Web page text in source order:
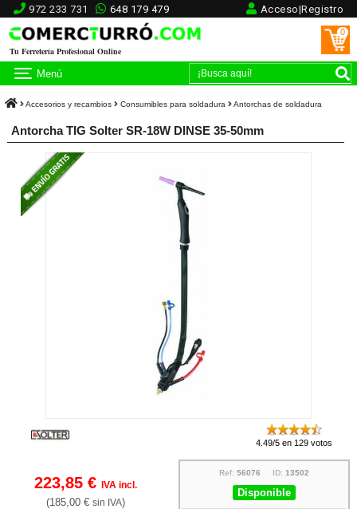
972 233 731 648 179 479 Acceso|Registro
Tu Ferretería Profesional Online
0
Menú
Accesorios y recambios Consumibles para soldadura Antorchas de soldadura
Antorcha TIG Solter SR-18W DINSE 35-50mm
4.49/5 en 129 votos
223,85 €IVA incl.
(185,00 €sin IVA)
Ref: 56076 ID: 13502
Disponible